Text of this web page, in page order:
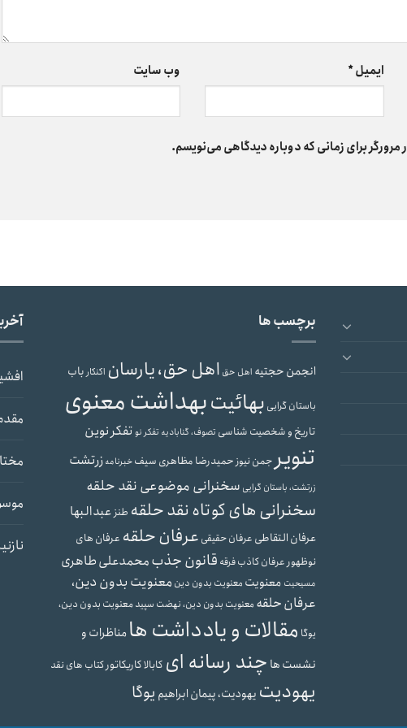
ایمیل* وب‌ سایت
برای زمانی که دوباره دیدگاهی می‌نویسم.
برچسب ها
انجمن حجتیه اهل حق اهل حق، یارسان اکنکار باب
باستان گرایی بهائیتبهداشت معنوی
تاریخ و شخصیت شناسی تصوف، گنابادیه تفکر نوتفکر نوین
تنویر جمن نیوز حمیدرضا مظاهری سیفخبرنامهزرتشت
زرتشت، باستان گرایی سخنرانی موضوعی نقد حلقه
سخنرانی های کوتاه نقد حلقه طنز عبدالبها
عرفان التقاطی عرفان حقیقی عرفان حلقه عرفان های
نوظهور عرفان کاذبفرقه قانون جذبمحمدعلی طاهری
مسیحیت معنویت معنویت بدون دین معنویت بدون دین،
عرفان حلقه معنویت بدون دین، نهضت سپیدمعنویت بدون دین،
یوگا مقالات و یادداشت هامناظرات و
نشست ها چند رسانه ای کابالاکاریکاتور کتاب های نقد
یهودیت یهودیت، پیمان ابراهیم یوگا